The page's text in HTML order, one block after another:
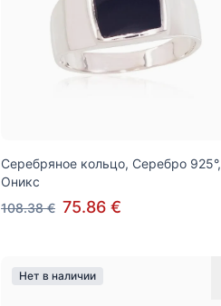
Серебряное кольцо, Серебро 925°,
Оникс
108.38 € 75.86 €
Нет в наличии